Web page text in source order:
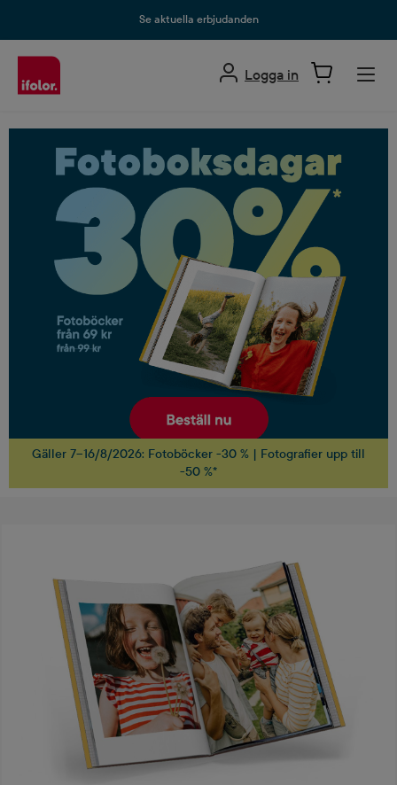
Se aktuella erbjudanden
Logga in
Gäller 7–16/8/2026: Fotoböcker -30 % | Fotografier upp till
-50 %*